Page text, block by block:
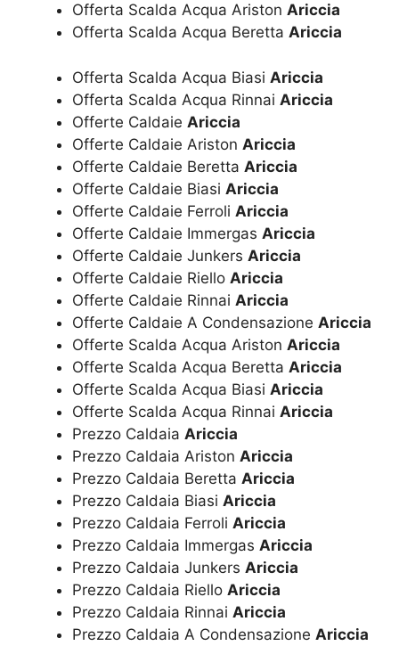
Offerta Scalda Acqua Ariston Ariccia
Offerta Scalda Acqua Beretta Ariccia
Offerta Scalda Acqua Biasi Ariccia
Offerta Scalda Acqua Rinnai Ariccia
Offerte Caldaie Ariccia
Offerte Caldaie Ariston Ariccia
Offerte Caldaie Beretta Ariccia
Offerte Caldaie Biasi Ariccia
Offerte Caldaie Ferroli Ariccia
Offerte Caldaie Immergas Ariccia
Offerte Caldaie Junkers Ariccia
Offerte Caldaie Riello Ariccia
Offerte Caldaie Rinnai Ariccia
Offerte Caldaie A Condensazione Ariccia
Offerte Scalda Acqua Ariston Ariccia
Offerte Scalda Acqua Beretta Ariccia
Offerte Scalda Acqua Biasi Ariccia
Offerte Scalda Acqua Rinnai Ariccia
Prezzo Caldaia Ariccia
Prezzo Caldaia Ariston Ariccia
Prezzo Caldaia Beretta Ariccia
Prezzo Caldaia Biasi Ariccia
Prezzo Caldaia Ferroli Ariccia
Prezzo Caldaia Immergas Ariccia
Prezzo Caldaia Junkers Ariccia
Prezzo Caldaia Riello Ariccia
Prezzo Caldaia Rinnai Ariccia
Prezzo Caldaia A Condensazione Ariccia